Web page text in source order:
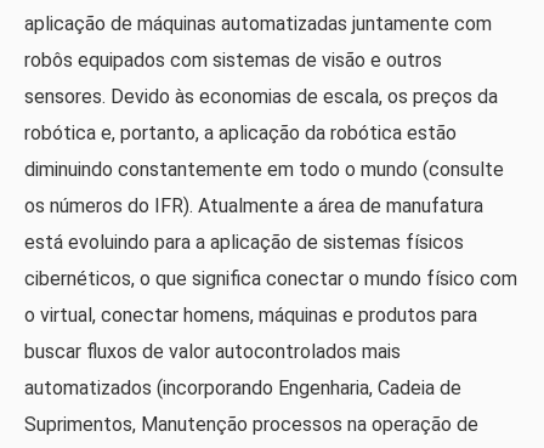
aplicação de máquinas automatizadas juntamente com
robôs equipados com sistemas de visão e outros
sensores. Devido às economias de escala, os preços da
robótica e, portanto, a aplicação da robótica estão
diminuindo constantemente em todo o mundo (consulte
os números do IFR). Atualmente a área de manufatura
está evoluindo para a aplicação de sistemas físicos
cibernéticos, o que significa conectar o mundo físico com
o virtual, conectar homens, máquinas e produtos para
buscar fluxos de valor autocontrolados mais
automatizados (incorporando Engenharia, Cadeia de
Suprimentos, Manutenção processos na operação de